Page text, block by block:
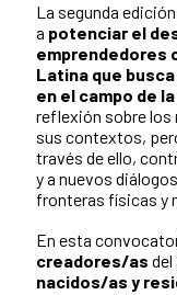
La segunda
a potenciar el
emprendedores
Latina que
en el campo de
reflexión sobre
sus contextos,
través de ello,
y a nuevos
fronteras físicas y
En esta
creadores/as
nacidos/as y